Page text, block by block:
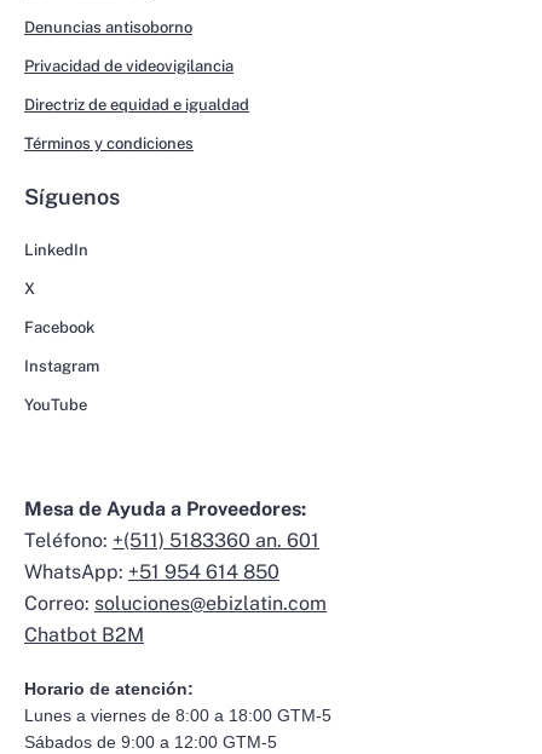
Denuncias antisoborno
Privacidad de videovigilancia
Directriz de equidad e igualdad
Términos y condiciones
Síguenos
LinkedIn
X
Facebook
Instagram
YouTube
Mesa de Ayuda a Proveedores:
Teléfono: +(511) 5183360 an. 601
WhatsApp: +51 954 614 850
Correo: soluciones@ebizlatin.com
Chatbot B2M
Horario de atención:
Lunes a viernes de 8:00 a 18:00 GTM-5
Sábados de 9:00 a 12:00 GTM-5